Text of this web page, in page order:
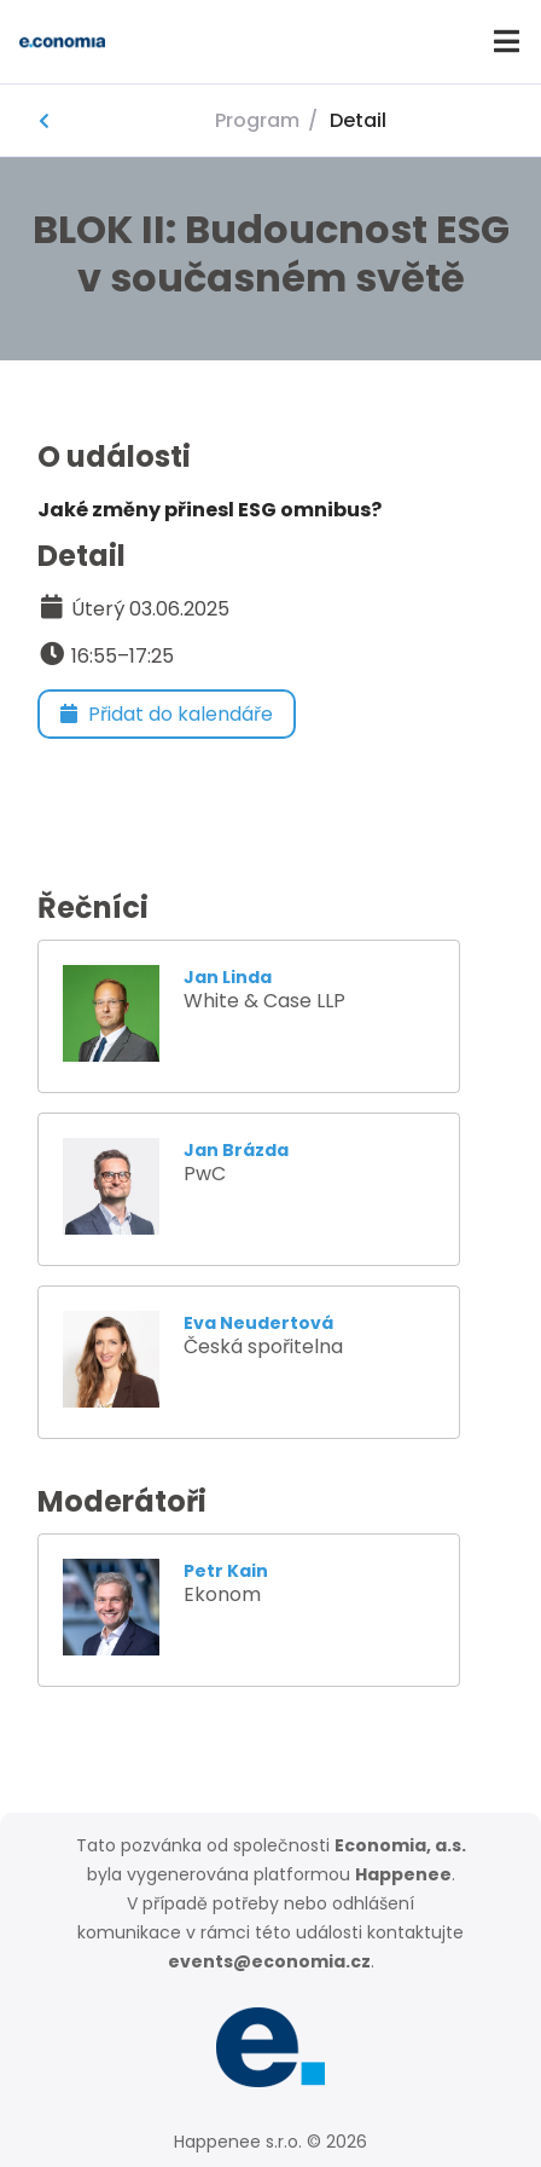
Program / Detail
BLOK II: Budoucnost ESG
v současném světě
O události
Jaké změny přinesl ESG omnibus?
Detail
Úterý 03.06.2025
16:55–17:25
Přidat do kalendáře
Řečníci
Jan Linda
White & Case LLP
Jan Brázda
PwC
Eva Neudertová
Česká spořitelna
Moderátoři
Petr Kain
Ekonom
Tato pozvánka od společnosti Economia, a.s.
byla vygenerována platformou Happenee.
V případě potřeby nebo odhlášení
komunikace v rámci této události kontaktujte
events@economia.cz.
Happenee s.r.o. © 2026